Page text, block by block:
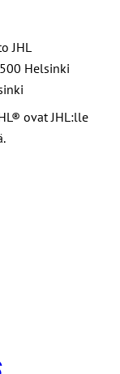
JHL
Helsinki
ovat JHL:lle